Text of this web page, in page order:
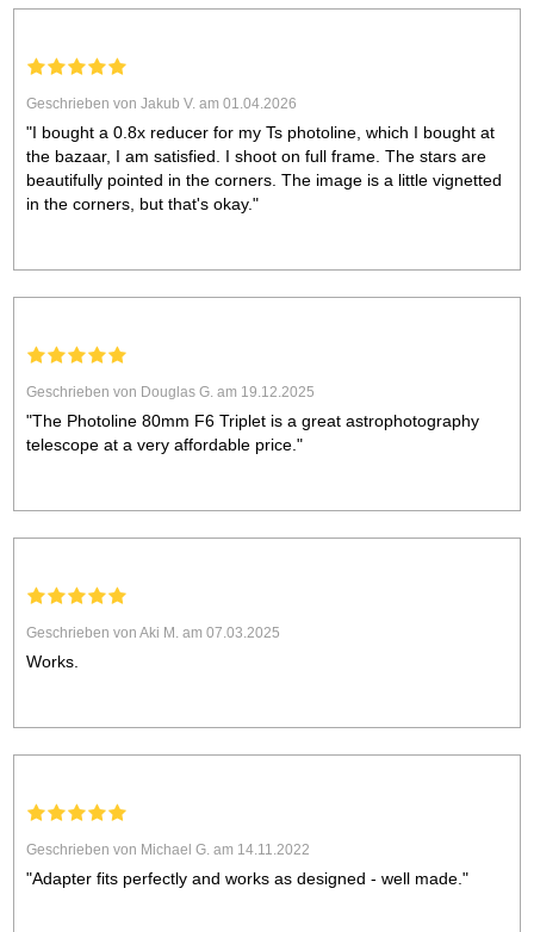
Geschrieben von Jakub V. am 01.04.2026
"I bought a 0.8x reducer for my Ts photoline, which I bought at
the bazaar, I am satisfied. I shoot on full frame. The stars are
beautifully pointed in the corners. The image is a little vignetted
in the corners, but that's okay."
Geschrieben von Douglas G. am 19.12.2025
"The Photoline 80mm F6 Triplet is a great astrophotography
telescope at a very affordable price."
Geschrieben von Aki M. am 07.03.2025
Works.
Geschrieben von Michael G. am 14.11.2022
"Adapter fits perfectly and works as designed - well made."